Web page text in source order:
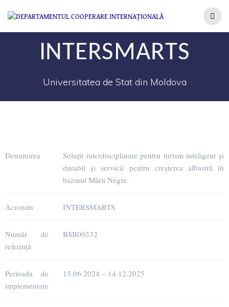
INTERSMARTS
Universitatea de Stat din Moldova
Denumirea
Soluții interdisciplinare pentru turism inteligent și
durabil și servicii pentru creșterea albastră în
bazinul Mării Negre.
Acronim INTERSMARTS
Număr de
referință
BSB00332
Perioada de
implementare
15.06.2024 – 14.12.2025